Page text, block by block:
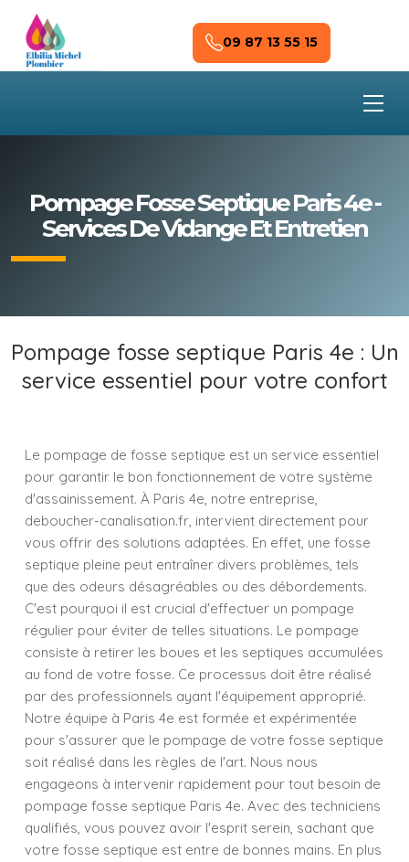
Skip to main content
09 87 13 55 15
Pompage Fosse Septique Paris 4e -
Services De Vidange Et Entretien
Pompage fosse septique Paris 4e : Un
service essentiel pour votre confort
Le pompage de fosse septique est un service essentiel
pour garantir le bon fonctionnement de votre système
d'assainissement. À Paris 4e, notre entreprise,
deboucher-canalisation.fr, intervient directement pour
vous offrir des solutions adaptées. En effet, une fosse
septique pleine peut entraîner divers problèmes, tels
que des odeurs désagréables ou des débordements.
C'est pourquoi il est crucial d'effectuer un pompage
régulier pour éviter de telles situations. Le pompage
consiste à retirer les boues et les septiques accumulées
au fond de votre fosse. Ce processus doit être réalisé
par des professionnels ayant l'équipement approprié.
Notre équipe à Paris 4e est formée et expérimentée
pour s'assurer que le pompage de votre fosse septique
soit réalisé dans les règles de l'art. Nous nous
engageons à intervenir rapidement pour tout besoin de
pompage fosse septique Paris 4e. Avec des techniciens
qualifiés, vous pouvez avoir l'esprit serein, sachant que
votre fosse septique est entre de bonnes mains. En plus